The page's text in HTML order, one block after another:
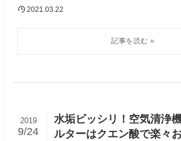
2021.03.22
水垢ビッシリ！空気清浄
ルターはクエン酸で楽々
2019
9/24